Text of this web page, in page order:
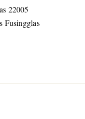
22005
Fusingglas